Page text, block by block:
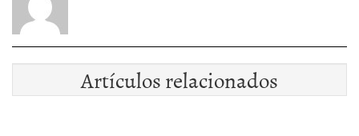
Artículos relacionados